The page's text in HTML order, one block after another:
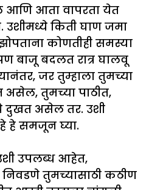
आता वापरता येत
उशीमध्ये किती घाण जमा
कोणतीही समस्या
बाजू बदलत रात्र घालवू
जर तुम्हाला तुमच्या
तुमच्या पाठीत,
दुखत असेल तर. उशी
हे समजून घ्या.
उपलब्ध आहेत,
निवडणे तुमच्यासाठी कठीण